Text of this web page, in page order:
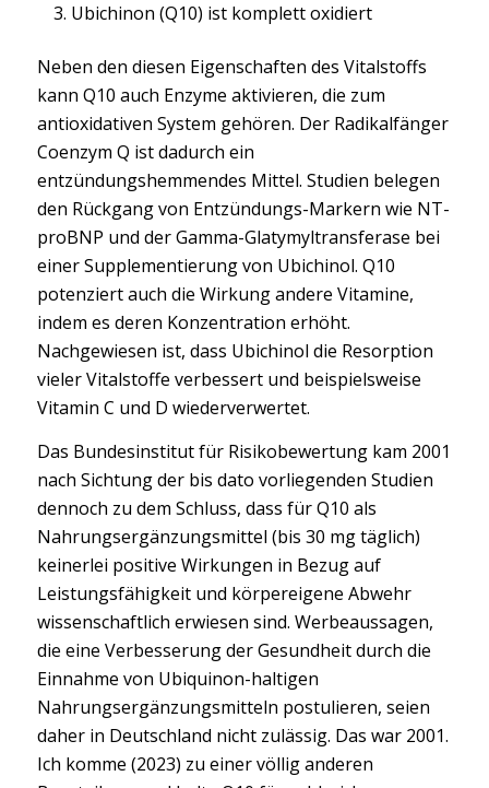
Ubichinon (Q10) ist komplett oxidiert
Neben den diesen Eigenschaften des Vitalstoffs
kann Q10 auch Enzyme aktivieren, die zum
antioxidativen System gehören. Der Radikalfänger
Coenzym Q ist dadurch ein
entzündungshemmendes Mittel. Studien belegen
den Rückgang von Entzündungs-Markern wie NT-
proBNP und der Gamma-Glatymyltransferase bei
einer Supplementierung von Ubichinol. Q10
potenziert auch die Wirkung andere Vitamine,
indem es deren Konzentration erhöht.
Nachgewiesen ist, dass Ubichinol die Resorption
vieler Vitalstoffe verbessert und beispielsweise
Vitamin C und D wiederverwertet.
Das Bundesinstitut für Risikobewertung kam 2001
nach Sichtung der bis dato vorliegenden Studien
dennoch zu dem Schluss, dass für Q10 als
Nahrungsergänzungsmittel (bis 30 mg täglich)
keinerlei positive Wirkungen in Bezug auf
Leistungsfähigkeit und körpereigene Abwehr
wissenschaftlich erwiesen sind. Werbeaussagen,
die eine Verbesserung der Gesundheit durch die
Einnahme von Ubiquinon-haltigen
Nahrungsergänzungsmitteln postulieren, seien
daher in Deutschland nicht zulässig. Das war 2001.
Ich komme (2023) zu einer völlig anderen